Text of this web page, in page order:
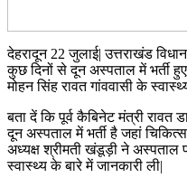
देहरादून 22 जुलाई| उत्तराखंड
कुछ दिनों से दून अस्पताल में भर्ती हुए
मोहन सिंह रावत गांववासी के
बता दें कि पूर्व कैबिनेट मंत्री
दून अस्पताल में भर्ती है जहां
अध्यक्ष श्रीमती खंडूड़ी ने अस्पताल
स्वास्थ्य के बारे में जानकारी ली|